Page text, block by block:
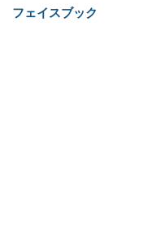
フェイスブック